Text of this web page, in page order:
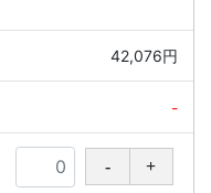
42,076円
-